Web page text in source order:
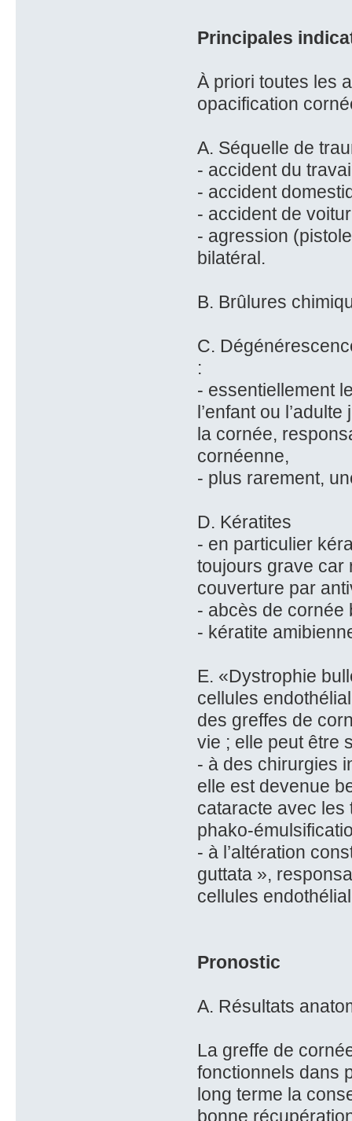
Principales
À priori toutes les
opacification
A. Séquelle de
- accident du
- accident
- accident de
- agression
bilatéral.
B. Brûlures
C.
:
- essentiellement
l’enfant ou
la cornée,
cornéenne,
- plus rarement,
D. Kératites
- en particulier
toujours grave car
couverture par
- abcès de cornée
- kératite
E. «Dystrophie
cellules
des greffes de
vie ; elle peut être
- à des chirurgies
elle est devenue
cataracte avec les
phako-
- à l’altération
guttata »,
cellules
Pronostic
A. Résultats
La greffe de
fonctionnels dans
long terme la
bonne